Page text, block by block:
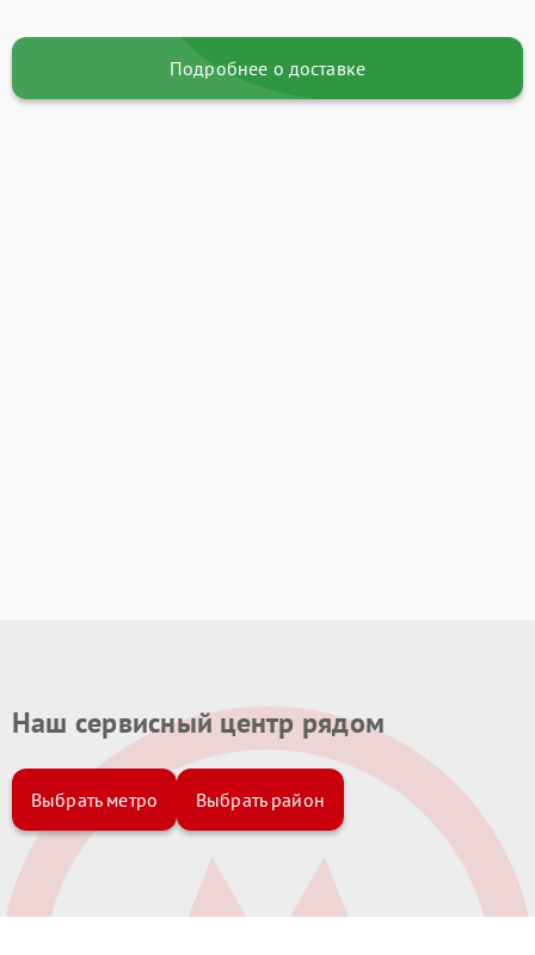
Подробнее о доставке
Наш сервисный центр рядом
Выбрать метро Выбрать район